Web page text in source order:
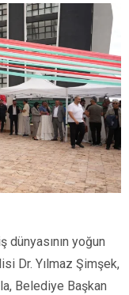
dünyasının yoğun
Dr. Yılmaz Şimşek,
Belediye Başkan